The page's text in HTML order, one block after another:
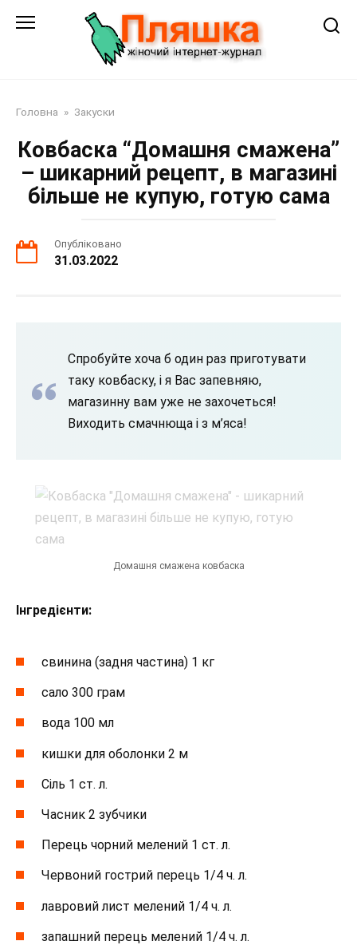
Головна » Закуски
Ковбаска “Домашня смажена”
– шикарний рецепт, в магазині
більше не купую, готую сама
Опубліковано
31.03.2022
Спробуйте хоча б один раз приготувати
таку ковбаску, і я Вас запевняю,
магазинну вам уже не захочеться!
Виходить смачнюща і з м’яса!
Домашня смажена ковбаска
Інгредієнти:
свинина (задня частина) 1 кг
сало 300 грам
вода 100 мл
кишки для оболонки 2 м
Сіль 1 ст. л.
Часник 2 зубчики
Перець чорний мелений 1 ст. л.
Червоний гострий перець 1/4 ч. л.
лавровий лист мелений 1/4 ч. л.
запашний перець мелений 1/4 ч. л.